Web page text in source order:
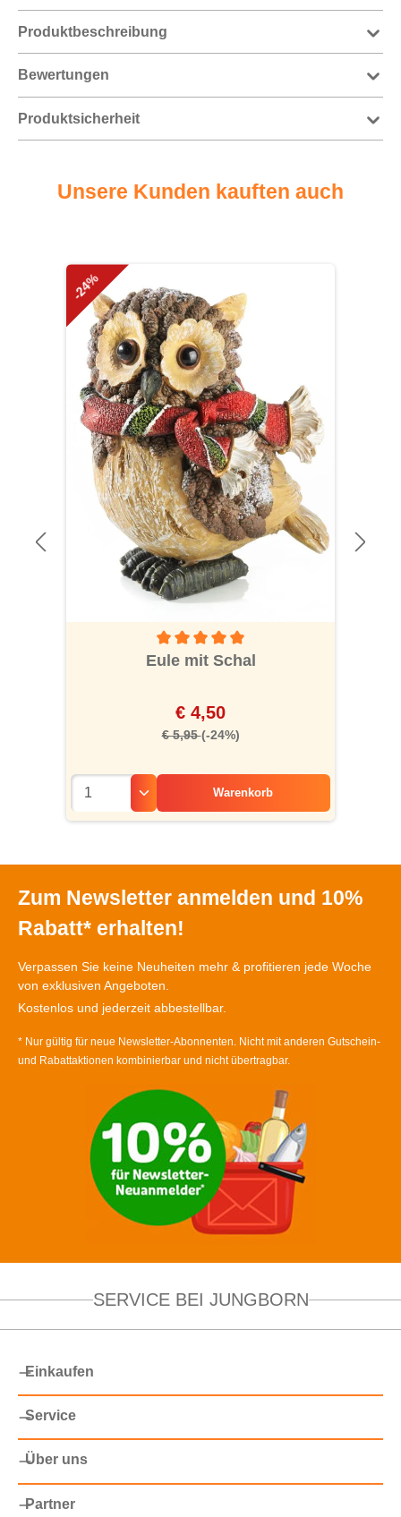
Produktbeschreibung
Bewertungen
Produktsicherheit
Unsere Kunden kauften auch
Produktgalerie überspringen
-24%
Durchschnittliche Bewertung von 5 von 5
Eule mit Schal
€ 4,50
€ 5,95(-24%)
Warenkorb
Zum Newsletter anmelden und 10%
Rabatt* erhalten!
Verpassen Sie keine Neuheiten mehr & profitieren jede Woche
von exklusiven Angeboten.
Kostenlos und jederzeit abbestellbar.
* Nur gültig für neue Newsletter-Abonnenten. Nicht mit anderen Gutschein-
und Rabattaktionen kombinierbar und nicht übertragbar.
SERVICE BEI JUNGBORN
Einkaufen
Service
Über uns
Partner